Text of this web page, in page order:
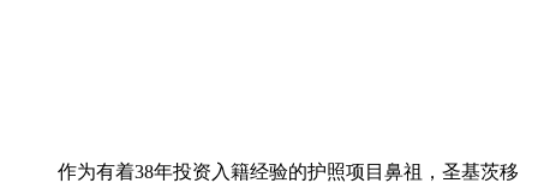
作为有着38年投资入籍经验的护照项目鼻祖，圣基茨移